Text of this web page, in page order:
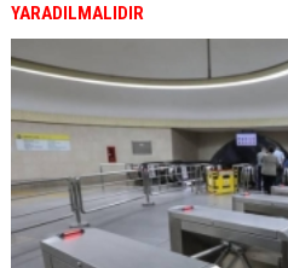
YARADILMALIDIR